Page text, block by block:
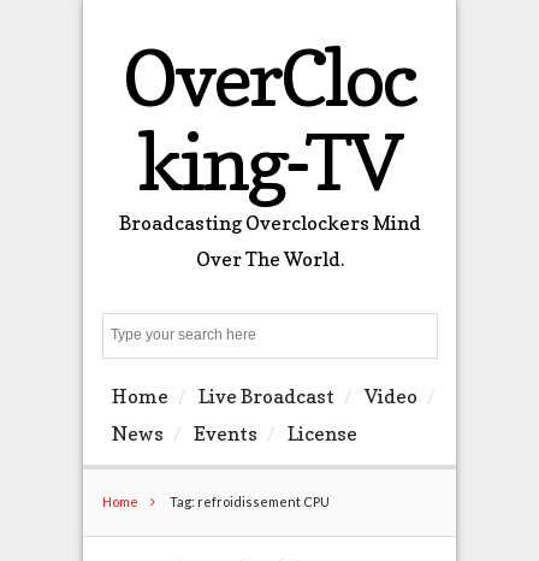
OverCloc
king-TV
Broadcasting Overclockers Mind
Over The World.
Home Live Broadcast
Video
News
Events License
Home Tag: refroidissement CPU